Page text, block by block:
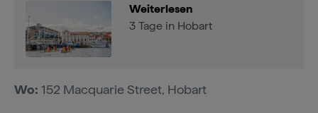
Weiterlesen
3 Tage in Hobart
Wo: 152 Macquarie Street, Hobart